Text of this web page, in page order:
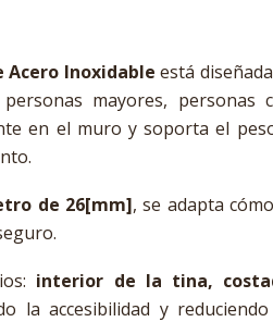
Acero Inoxidable está
mayores, personas
en el muro y soporta el
de 26[mm], se adapta
interior de la tina,
la accesibilidad y